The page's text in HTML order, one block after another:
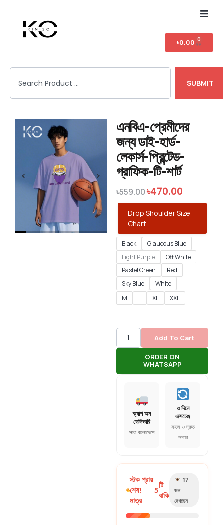
৳0.00 0
SUBMIT
এনবিএ-প্রেমীদের
জন্য ডাই-হার্ড-
লেকার্স-প্রিন্টেড-
গ্রাফিক-টি-শার্ট
৳559.00৳470.00
Drop Shoulder Size
Chart
Black
Glaucous Blue
Light Purple
Off White
Pastel Green
Red
Sky Blue
White
M
L XL XXL
Add To Cart
ORDER ON
WHATSAPP
ক্যাশ অন
ডেলিভারি
সারা বাংলাদেশে
৩ দিনে
এক্সচেঞ্জ
সহজ ও দ্রুত
অফার
স্টক প্রায়
শেষ!
মাত্র
5
টি
বাকি
17
জন
দেখছেন